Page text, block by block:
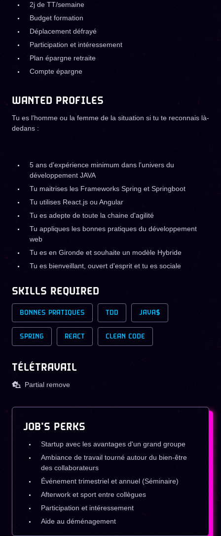
2j de TT/semaine
Budget formation
Déplacement défrayé
Participation et intéressement
Plan épargne retraite
Compte épargne
WANTED PROFILES
Tu es l'homme ou la femme de la situation si tu te reconnais là-
dedans :
5 ans d'expérience minimum dans l'univers du
développement JAVA
Tu maitrises les Frameworks Spring et Springboot
Tu utilises React.js ou Angular
Tu es adepte de toute la chaine d'agilité
Tu appliques les bonnes pratiques du développement
web
Tu es en Gironde et souhaite un modèle Hybride
Tu es bienveillant, ouvert d'esprit et tu es sociale
SKILLS REQUIRED
BONNES PRATIQUES TDD JAVA$
SPRING REACT CLEAN CODE
TÉLÉTRAVAIL
Partial remove
JOB'S PERKS
Startup avec les avantages d'un grand groupe
Ambiance de travail tourné autour du bien-être
des collaborateurs
Événement trimestriel et annuel (Séminaire)
Afterwork et sport entre collègues
Participation et intéressement
Aide au déménagement